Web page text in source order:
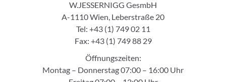
W.JESSERNIGG GesmbH
A-1110 Wien, Leberstraße 20
Tel: +43 (1) 749 02 11
Fax: +43 (1) 749 88 29
Öffnungszeiten:
Montag – Donnerstag 07:00 – 16:00 Uhr